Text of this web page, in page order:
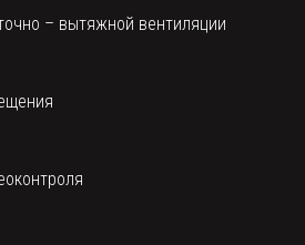
– вытяжной вентиляции